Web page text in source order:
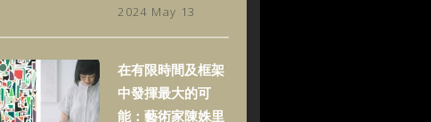
2024 May 13
在有限時間及框架
中發揮最大的可
能：藝術家陳姝里